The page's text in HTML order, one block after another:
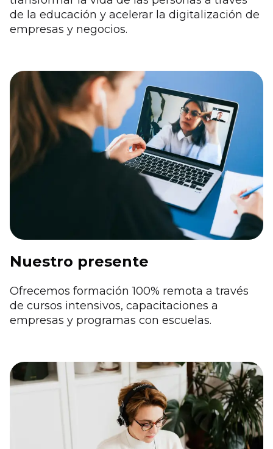
de la educación y acelerar la digitalización de
empresas y negocios.
Nuestro presente
Ofrecemos formación 100% remota a través
de cursos intensivos, capacitaciones a
empresas y programas con escuelas.